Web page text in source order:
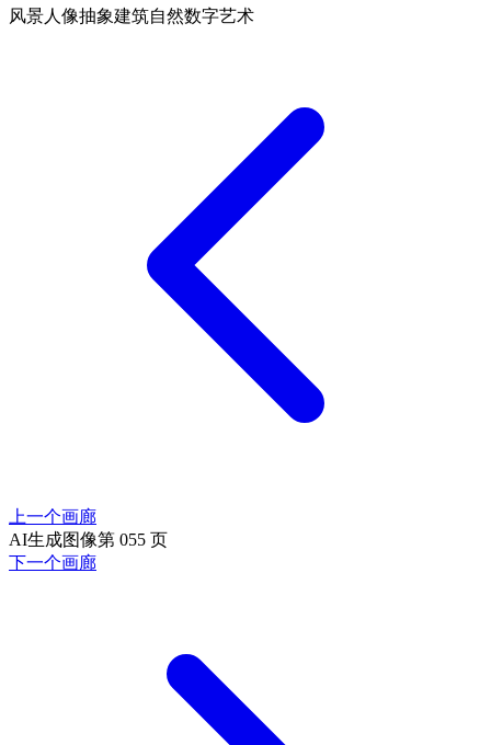
风景人像抽象建筑自然数字艺术
上一个画廊
AI生成图像第 055 页
下一个画廊